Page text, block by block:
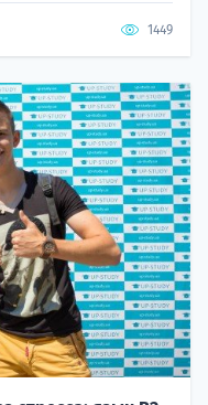
1449